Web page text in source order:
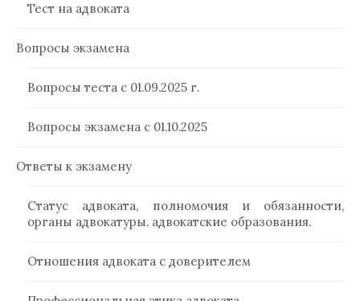
Тест на адвоката
Вопросы экзамена
Вопросы теста с 01.09.2025 г.
Вопросы экзамена с 01.10.2025
Ответы к экзамену
Статус адвоката, полномочия и обязанности,
органы адвокатуры. адвокатские образования.
Отношения адвоката с доверителем